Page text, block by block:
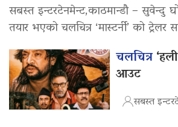
सबस्त इन्टरटेनमेन्ट,काठमान्डौ – सुवेन्दु
तयार भएको चलचित्र ‘मास्टर्नी’ को
चलचित्र
आउट
सबस्त